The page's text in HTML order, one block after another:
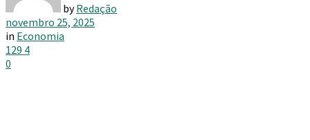
by Redação
novembro 25, 2025
in Economia
129 4
0